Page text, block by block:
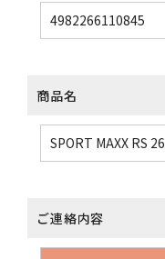
商品名
ご連絡内容